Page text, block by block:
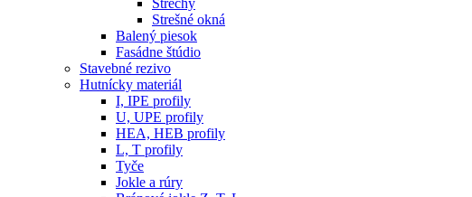
Strechy
Strešné okná
Balený piesok
Fasádne štúdio
Stavebné rezivo
Hutnícky materiál
I, IPE profily
U, UPE profily
HEA, HEB profily
L, T profily
Tyče
Jokle a rúry